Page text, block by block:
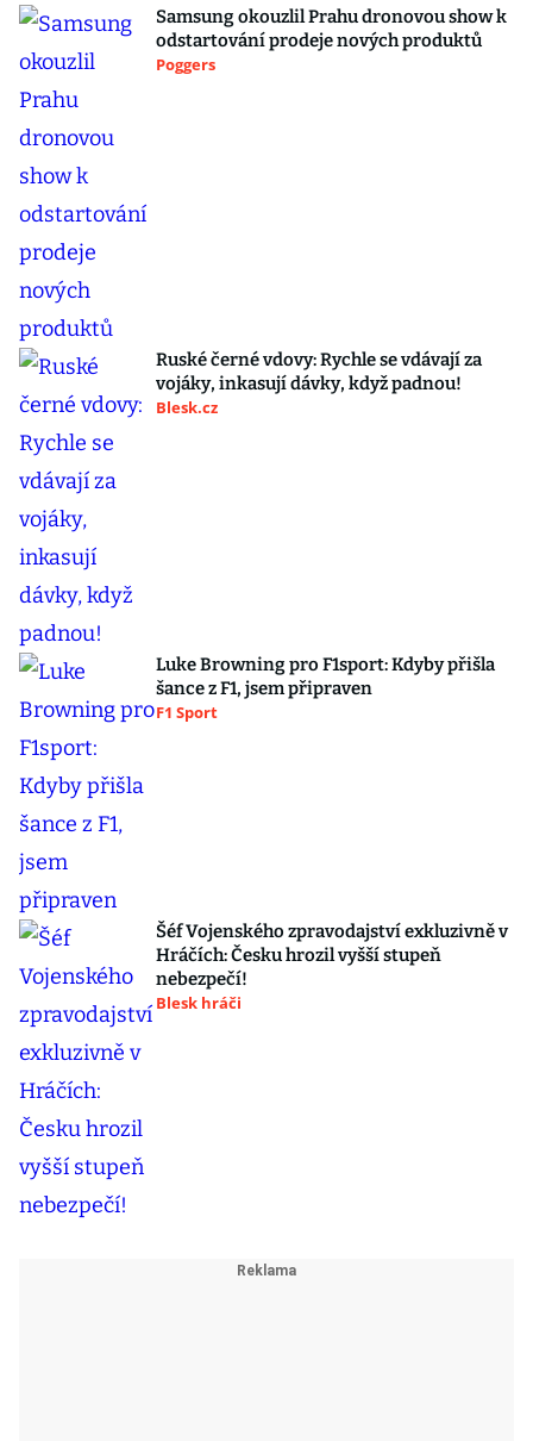
Samsung okouzlil Prahu dronovou show k
odstartování prodeje nových produktů
Poggers
Ruské černé vdovy: Rychle se vdávají za
vojáky, inkasují dávky, když padnou!
Blesk.cz
Luke Browning pro F1sport: Kdyby přišla
šance z F1, jsem připraven
F1 Sport
Šéf Vojenského zpravodajství exkluzivně v
Hráčích: Česku hrozil vyšší stupeň
nebezpečí!
Blesk hráči